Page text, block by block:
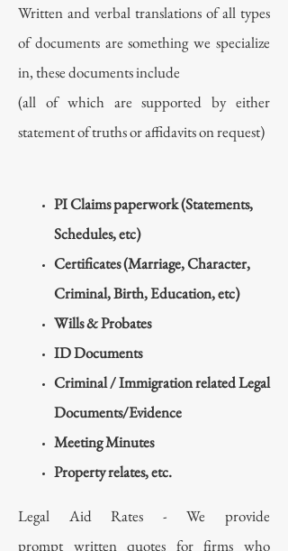
Written and verbal translations of all types
of documents are something we specialize
in, these documents include
(all of which are supported by either
statement of truths or affidavits on request)
PI Claims paperwork (Statements,
Schedules, etc)
Certificates (Marriage, Character,
Criminal, Birth, Education, etc)
Wills & Probates
ID Documents
Criminal / Immigration related Legal
Documents/Evidence
Meeting Minutes
Property relates, etc.
Legal Aid Rates - We provide
prompt written quotes for firms who